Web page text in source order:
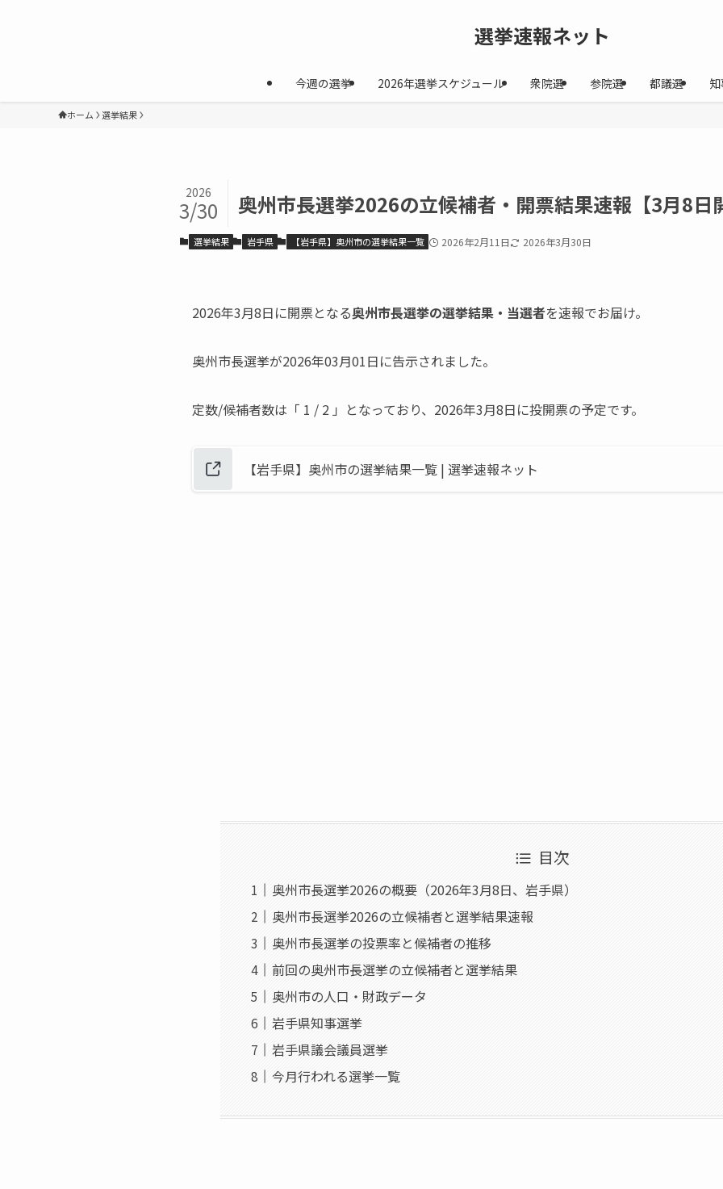
選挙速報ネット
今週の選挙 2026年選挙スケジュール 衆院選 参院選 都議選
ホーム 選挙結果
奥州市長選挙2026の立候補者・開票結果速報【3月8日
2026
3/30
選挙結果 岩手県 【岩手県】奥州市の選挙結果一覧 2026年2月11日 2026年3月30日
2026年3月8日に開票となる奥州市長選挙の選挙結果・当選者を速報でお届け。
奥州市長選挙が2026年03月01日に告示されました。
定数/候補者数は「 1 / 2 」となっており、2026年3月8日に投開票の予定です。
【岩手県】奥州市の選挙結果一覧 | 選挙速報ネット
目次
奥州市長選挙2026の概要（2026年3月8日、岩手県）
奥州市長選挙2026の立候補者と選挙結果速報
奥州市長選挙の投票率と候補者の推移
前回の奥州市長選挙の立候補者と選挙結果
奥州市の人口・財政データ
岩手県知事選挙
岩手県議会議員選挙
今月行われる選挙一覧